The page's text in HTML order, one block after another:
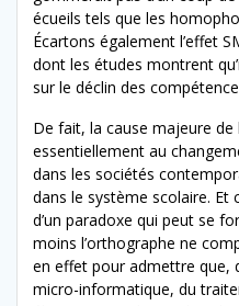
écueils tels que les
Écartons également l’effet
dont les études montrent
sur le déclin des
De fait, la cause majeure
essentiellement au
dans les sociétés
dans le système scolaire.
d’un paradoxe qui peut se
moins l’orthographe ne
en effet pour admettre que,
micro-informatique, du